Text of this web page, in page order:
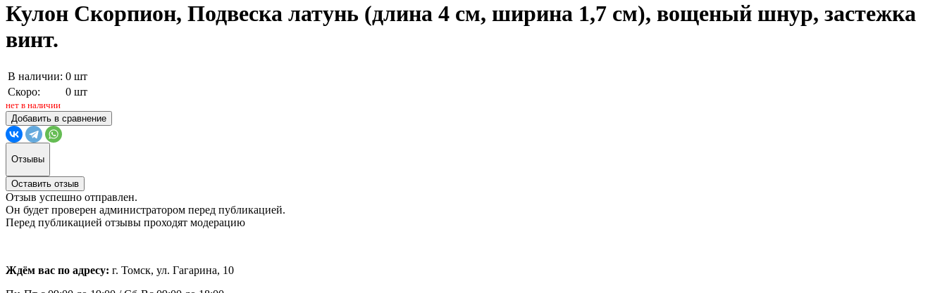
Кулон Скорпион, Подвеска латунь (длина 4 см, ширина 1,7 см), вощеный шнур, застежка
винт.
В наличии: 0 шт
Скоро:
0 шт
нет в наличии
Добавить в сравнение
Отзывы
Оставить отзыв
Отзыв успешно отправлен.
Он будет проверен администратором перед публикацией.
Перед публикацией отзывы проходят модерацию
Ждём вас по адресу: г. Томск, ул. Гагарина, 10